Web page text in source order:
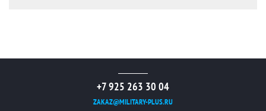
+7 925 263 30 04
ZAKAZ@MILITARY-PLUS.RU